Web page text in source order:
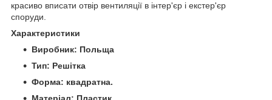
красиво вписати отвір вентиляції в інтер'єр і екстер'єр
споруди.
Характеристики
Виробник: Польща
Тип: Решітка
Форма: квадратна.
Матеріал: Пластик